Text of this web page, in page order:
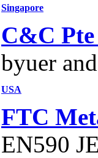
Singapore
C&C
byuer
USA
FTC
EN590